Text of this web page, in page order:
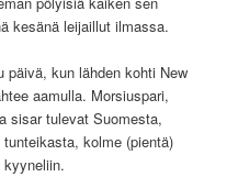
kesänä leijaillut ilmassa.
päivä, kun lähden kohti New
aamulla. Morsiuspari,
sisar tulevat Suomesta,
kolme (pientä)
kyyneliin.